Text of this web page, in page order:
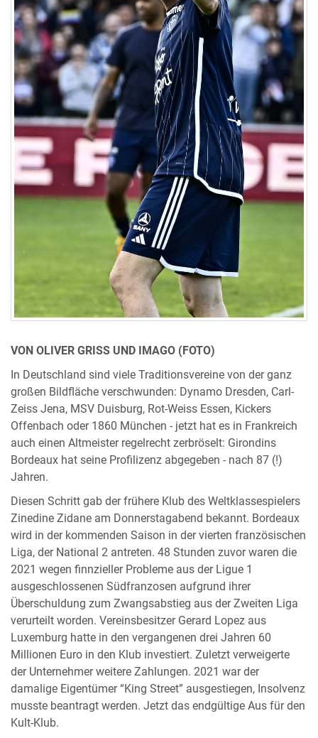
VON OLIVER GRISS UND IMAGO (FOTO)
In Deutschland sind viele Traditionsvereine von der ganz
großen Bildfläche verschwunden: Dynamo Dresden, Carl-
Zeiss Jena, MSV Duisburg, Rot-Weiss Essen, Kickers
Offenbach oder 1860 München - jetzt hat es in Frankreich
auch einen Altmeister regelrecht zerbröselt: Girondins
Bordeaux hat seine Profilizenz abgegeben - nach 87 (!)
Jahren.
Diesen Schritt gab der frühere Klub des Weltklassespielers
Zinedine Zidane am Donnerstagabend bekannt. Bordeaux
wird in der kommenden Saison in der vierten französischen
Liga, der National 2 antreten. 48 Stunden zuvor waren die
2021 wegen finnzieller Probleme aus der Ligue 1
ausgeschlossenen Südfranzosen aufgrund ihrer
Überschuldung zum Zwangsabstieg aus der Zweiten Liga
verurteilt worden. Vereinsbesitzer Gerard Lopez aus
Luxemburg hatte in den vergangenen drei Jahren 60
Millionen Euro in den Klub investiert. Zuletzt verweigerte
der Unternehmer weitere Zahlungen. 2021 war der
damalige Eigentümer “King Street” ausgestiegen, Insolvenz
musste beantragt werden. Jetzt das endgültige Aus für den
Kult-Klub.